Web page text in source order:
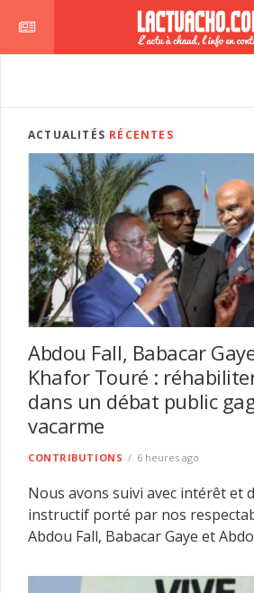
ACTUALITÉS RÉCENTES
Abdou Fall, Babacar
Khafor Touré :
dans un débat public
vacarme
CONTRIBUTIONS 6 heures ago
Nous avons suivi avec intérêt et
instructif porté par nos
Abdou Fall, Babacar Gaye et